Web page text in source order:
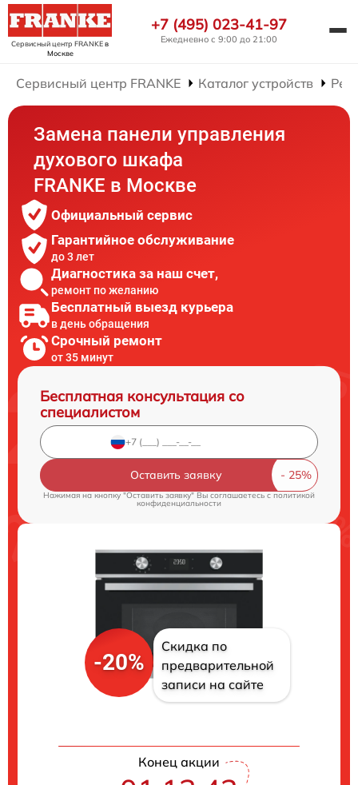
Сервисный центр FRANKEв
Москве
+7 (495) 023-41-97
Ежедневно с 9:00 до 21:00
Сервисный центр FRANKE Каталог устройств
Замена панели управления
духового шкафа
FRANKE в Москве
Официальный сервис
Гарантийное обслуживание
до 3 лет
Диагностика за наш счет,
ремонт по желанию
Бесплатный выезд курьера
в день обращения
Срочный ремонт
от 35 минут
Бесплатная консультация со
специалистом
Оставить заявку
Нажимая на кнопку "Оставить заявку" Вы соглашаетесь cполитикой
конфиденциальности
-20%
Скидка по
предварительной
записи на сайте
Конец акции